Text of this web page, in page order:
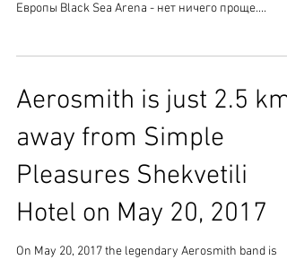
Европы Black Sea Arena - нет ничего проще....
Aerosmith is just 2.5 km
away from Simple
Pleasures Shekvetili
Hotel on May 20, 2017
On May 20, 2017 the legendary Aerosmith band is